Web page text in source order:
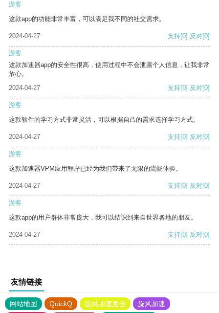
游客
这款app的功能非常丰富，可以满足我不同的社交需求。
2024-04-27 支持[0] 反对[0]
游客
这款加速器app的安全性很高，使用过程中不会泄露个人信息，让我非常
放心。
2024-04-27
支持[0] 反对[0]
游客
这款软件的学习方式非常灵活，可以根据自己的需求选择学习方式。
2024-04-27 支持[0] 反对[0]
游客
这款加速器VPM应用程序已经为我们带来了无限的流畅体验。
2024-04-27 支持[0] 反对[0]
游客
这款app的用户群体非常庞大，我可以结识到来自世界各地的朋友。
2024-04-27 支持[0] 反对[0]
友情链接
网站地图 QuickQ 旋风加速度器
旋风加速